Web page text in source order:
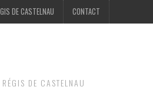
DE CASTELNAU CONTACT
DE CASTELNAU